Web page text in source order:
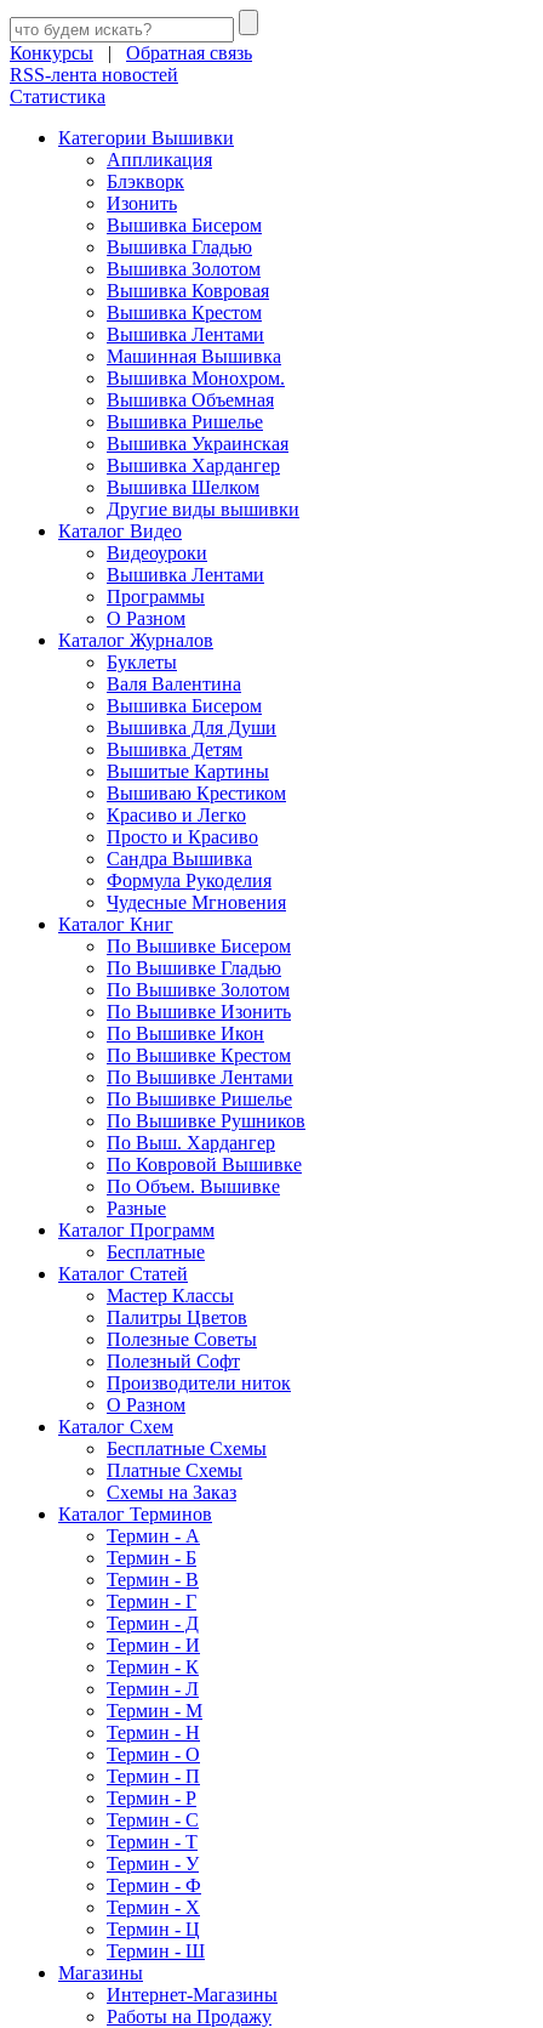
Конкурсы | Обратная связь
RSS-лента новостей
Статистика
Категории Вышивки
Аппликация
Блэкворк
Изонить
Вышивка Бисером
Вышивка Гладью
Вышивка Золотом
Вышивка Ковровая
Вышивка Крестом
Вышивка Лентами
Машинная Вышивка
Вышивка Монохром.
Вышивка Объемная
Вышивка Ришелье
Вышивка Украинская
Вышивка Хардангер
Вышивка Шелком
Другие виды вышивки
Каталог Видео
Видеоуроки
Вышивка Лентами
Программы
О Разном
Каталог Журналов
Буклеты
Валя Валентина
Вышивка Бисером
Вышивка Для Души
Вышивка Детям
Вышитые Картины
Вышиваю Крестиком
Красиво и Легко
Просто и Красиво
Сандра Вышивка
Формула Рукоделия
Чудесные Мгновения
Каталог Книг
По Вышивке Бисером
По Вышивке Гладью
По Вышивке Золотом
По Вышивке Изонить
По Вышивке Икон
По Вышивке Крестом
По Вышивке Лентами
По Вышивке Ришелье
По Вышивке Рушников
По Выш. Хардангер
По Ковровой Вышивке
По Объем. Вышивке
Разные
Каталог Программ
Бесплатные
Каталог Статей
Мастер Классы
Палитры Цветов
Полезные Советы
Полезный Софт
Производители ниток
О Разном
Каталог Схем
Бесплатные Схемы
Платные Схемы
Схемы на Заказ
Каталог Терминов
Термин - А
Термин - Б
Термин - В
Термин - Г
Термин - Д
Термин - И
Термин - К
Термин - Л
Термин - М
Термин - Н
Термин - О
Термин - П
Термин - Р
Термин - С
Термин - Т
Термин - У
Термин - Ф
Термин - Х
Термин - Ц
Термин - Ш
Магазины
Интернет-Магазины
Работы на Продажу